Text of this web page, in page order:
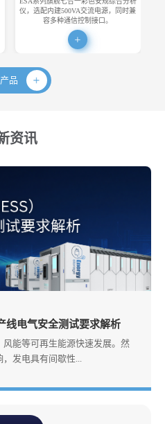
仪，选配内建500VA交流电源，同时兼
容多种通信控制接口。
品
资讯
线电气安全测试要求解析
能等可再生能源快速发展。然
发电具有间歇性...